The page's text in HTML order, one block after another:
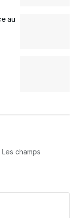
au
Les champs